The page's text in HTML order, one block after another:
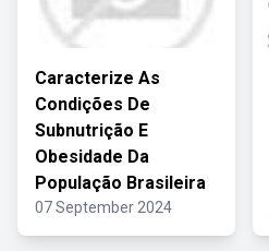
Caracterize As
Condições De
Subnutrição E
Obesidade Da
População Brasileira
07 September 2024